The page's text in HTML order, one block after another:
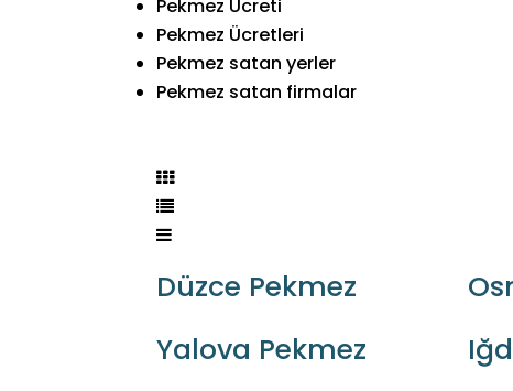
Pekmez Ücreti
Pekmez Ücretleri
Pekmez satan yerler
Pekmez satan firmalar
Düzce Pekmez
Yalova Pekmez